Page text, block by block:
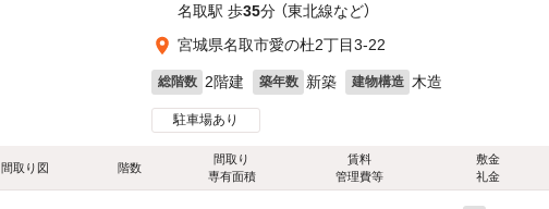
名取駅 歩35分 （東北線など）
宮城県名取市愛の杜2丁目3-22
総階数 2階建 築年数 新築 建物構造 木造
駐車場あり
間取り図 階数
間取り
専有面積
賃料
管理費等
敷金
礼金